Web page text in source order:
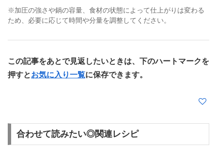
※加圧の強さや鍋の容量、食材の状態によって仕上がりは変わる
ため、必要に応じて時間や分量を調整してください。
この記事をあとで見返したいときは、下のハートマークを
押すとお気に入り一覧に保存できます。
合わせて読みたい◎関連レシピ